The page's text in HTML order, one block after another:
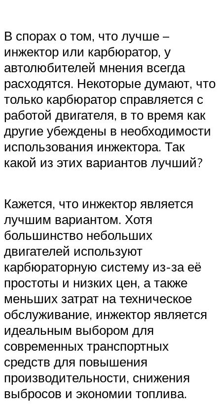
В спорах о том, что лучше –
инжектор или карбюратор, у
автолюбителей мнения всегда
расходятся. Некоторые думают, что
только карбюратор справляется с
работой двигателя, в то время как
другие убеждены в необходимости
использования инжектора. Так
какой из этих вариантов лучший?
Кажется, что инжектор является
лучшим вариантом. Хотя
большинство небольших
двигателей используют
карбюраторную систему из-за её
простоты и низких цен, а также
меньших затрат на техническое
обслуживание, инжектор является
идеальным выбором для
современных транспортных
средств для повышения
производительности, снижения
выбросов и экономии топлива.